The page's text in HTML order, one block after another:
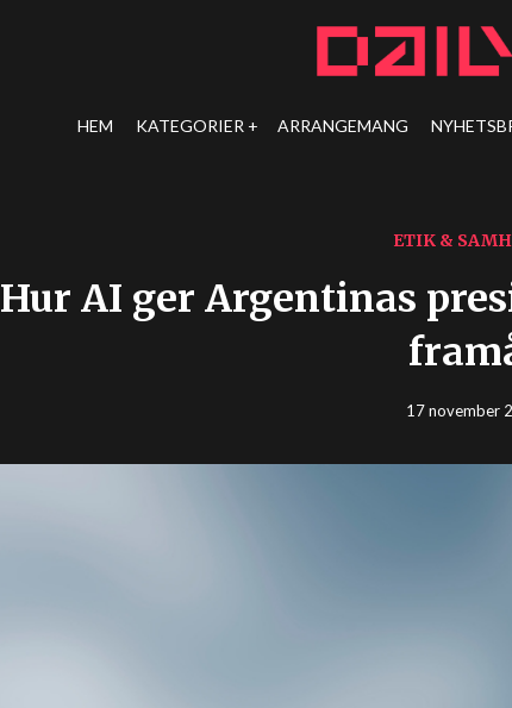
HEM KATEGORIER ARRANGEMANG
ETIK &
Hur AI ger Argentinas
17 november